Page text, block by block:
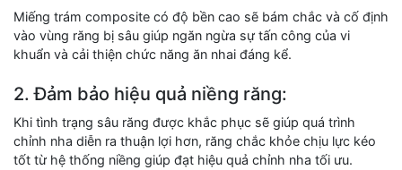
Miếng trám composite có độ bền cao sẽ bám chắc và cố định
vào vùng răng bị sâu giúp ngăn ngừa sự tấn công của vi
khuẩn và cải thiện chức năng ăn nhai đáng kể.
2. Đảm bảo hiệu quả niềng răng:
Khi tình trạng sâu răng được khắc phục sẽ giúp quá trình
chỉnh nha diễn ra thuận lợi hơn, răng chắc khỏe chịu lực kéo
tốt từ hệ thống niềng giúp đạt hiệu quả chỉnh nha tối ưu.